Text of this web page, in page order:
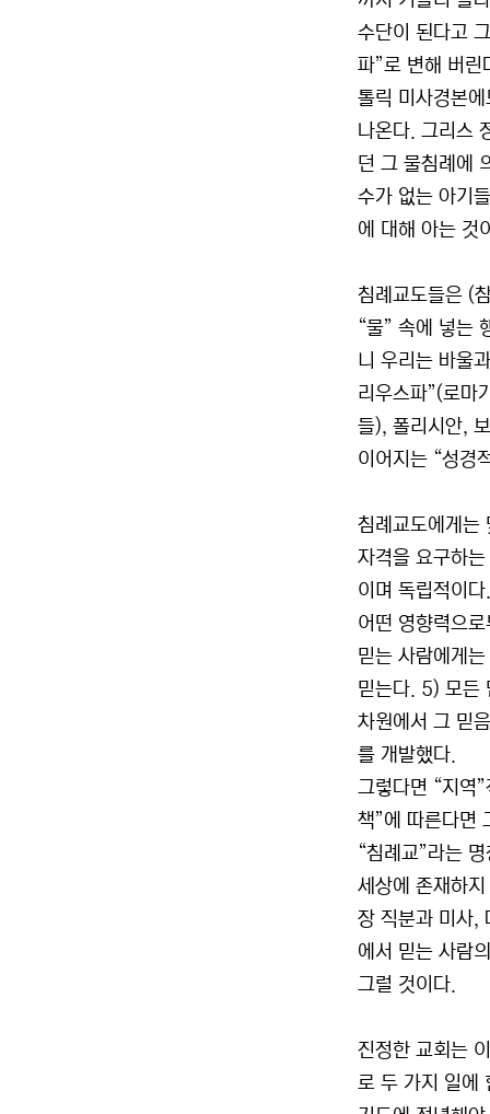
수단이 된다고
파”로 변해 버
톨릭 미사경본
나온다. 그리스
던 그 물침례에
수가 없는 아기
에 대해 아는 것
침례교도들은 (
“물” 속에 넣는
니 우리는 바울
리우스파”(로마
들), 폴리시안,
이어지는 “성경
침례교도에게는
자격을 요구하
이며 독립적이
어떤 영향력으
믿는 사람에게
믿는다. 5) 모든
차원에서 그 믿
를 개발했다.
그렇다면 “지역
책”에 따른다면
“침례교”라는
세상에 존재하
장 직분과 미사,
에서 믿는 사람
그럴 것이다.
진정한 교회는
로 두 가지 일에